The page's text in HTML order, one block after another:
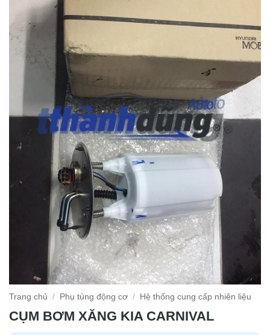
Trang chủ / Phụ tùng động cơ / Hệ thống cung cấp nhiên liệu
CỤM BƠM XĂNG KIA CARNIVAL